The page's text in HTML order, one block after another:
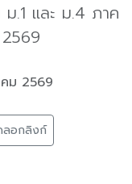
.1 และ ม.4 ภาค
ม 2569
อกลิงก์